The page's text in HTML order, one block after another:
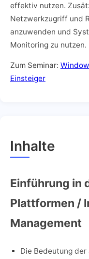
effektiv nutzen.
Netzwerkzugriff und
anzuwenden und
Monitoring zu nutzen.
Zum Seminar:
Einsteiger
Inhalte
Einführung in
Plattformen /
Management
Die Bedeutung